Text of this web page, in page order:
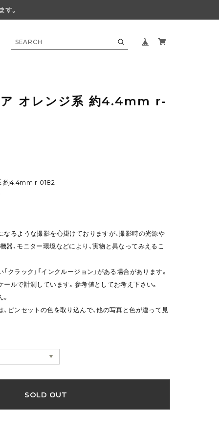
。
ア オレンジ系 約4.4mm r-
約4.4mm r-0182
るような撮影を心掛けておりますが、撮影時の光源や
器、モニター環境などにより、実物と異なってみえるこ
クラック」「インクルージョン」がある場合があります。
ルで計測しています。参考値としてお考え下さい。
ピンセットの色を取り込んで、他の写真と色が違って見
SOLD OUT